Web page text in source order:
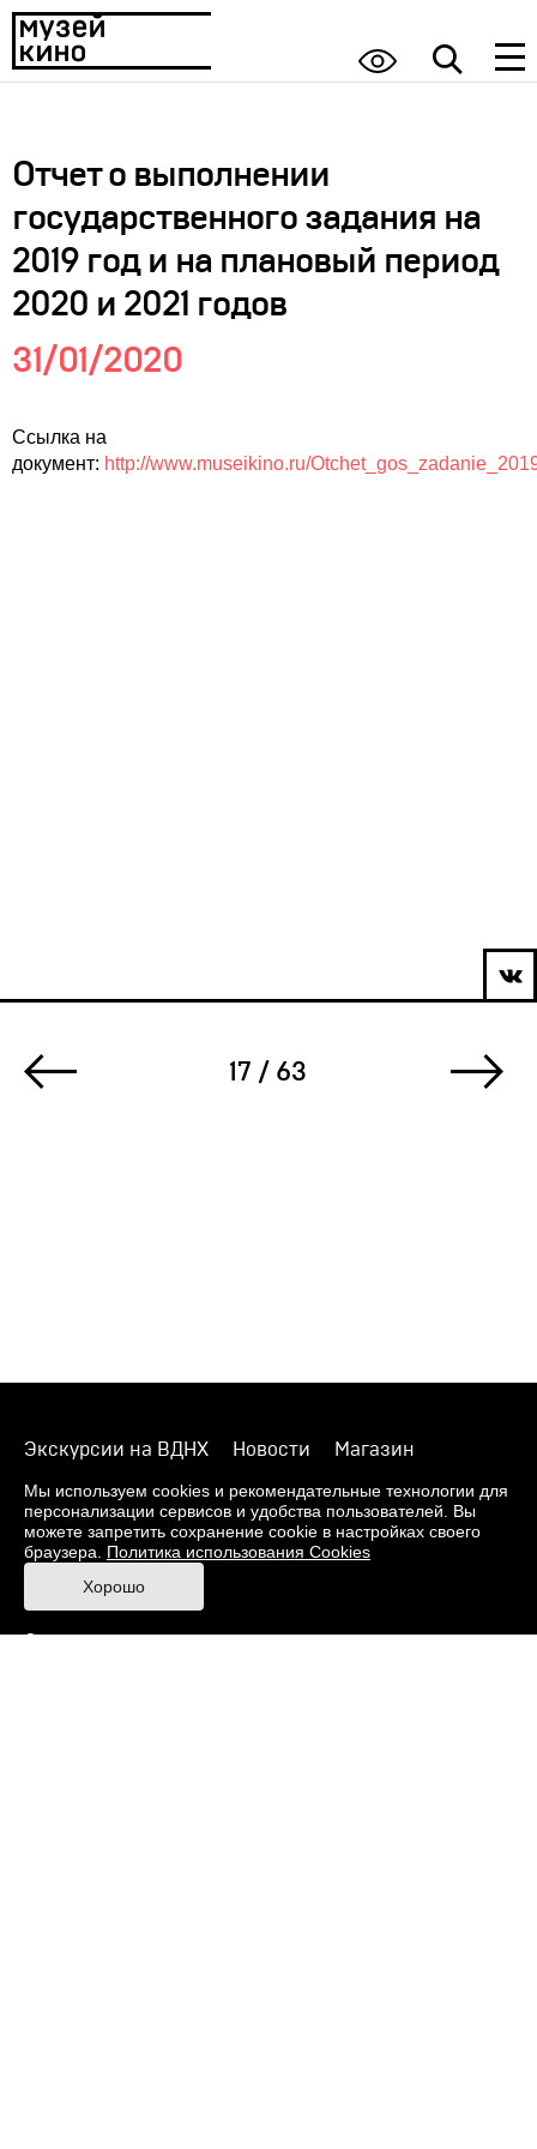
Отчет о выполнении
государственного задания на
2019 год и на плановый период
2020 и 2021 годов
31/01/2020
Ссылка на
документ: http://www.museikino.ru/
17 / 63
Экскурсии на ВДНХ Новости
Магазин
О музее
Фонды
Виртуальный музей
Издания
Пресс-центр
Контакты
Правила посещения Музея
Ответы на частые вопросы
Мы используем cookies и рекомендательные технологии для
персонализации сервисов и удобства пользователей. Вы
можете запретить сохранение cookie в настройках своего
браузера. Политика использования Cookies
Хорошо